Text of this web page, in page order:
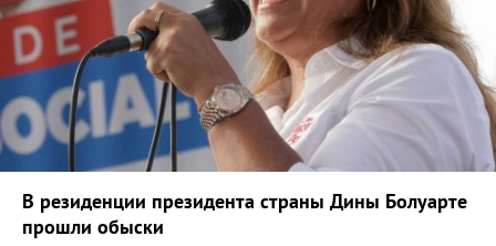
В резиденции президента страны Дины Болуарте
прошли обыски